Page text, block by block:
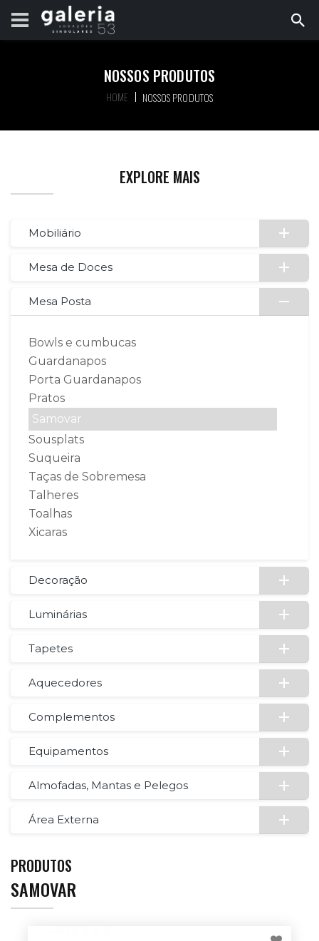
NOSSOS PRODUTOS
HOME NOSSOS PRODUTOS
EXPLORE MAIS
Mobiliário
Mesa de Doces
Mesa Posta
Bowls e cumbucas
Guardanapos
Porta Guardanapos
Pratos
Samovar
Sousplats
Suqueira
Taças de Sobremesa
Talheres
Toalhas
Xicaras
Decoração
Luminárias
Tapetes
Aquecedores
Complementos
Equipamentos
Almofadas, Mantas e Pelegos
Área Externa
PRODUTOS
SAMOVAR